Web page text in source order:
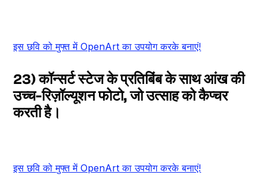
इस छवि को मुफ्त में OpenArt का उपयोग करके बनाएं!
23) कॉन्सर्ट स्टेज के प्रतिबिंब के साथ आंख की
उच्च-रिज़ॉल्यूशन फोटो, जो उत्साह को कैप्चर
करती है।
इस छवि को मुफ्त में OpenArt का उपयोग करके बनाएं!